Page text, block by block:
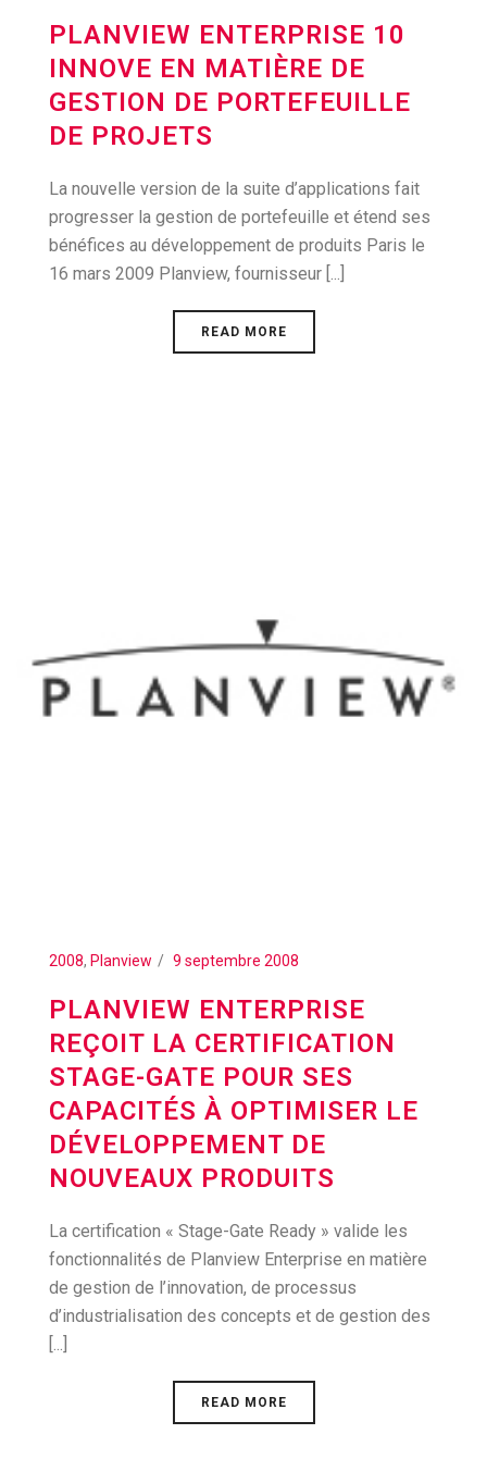
PLANVIEW ENTERPRISE 10
INNOVE EN MATIÈRE DE
GESTION DE PORTEFEUILLE
DE PROJETS
La nouvelle version de la suite d’applications fait
progresser la gestion de portefeuille et étend ses
bénéfices au développement de produits Paris le
16 mars 2009 Planview, fournisseur [...]
READ MORE
2008, Planview 9 septembre 2008
PLANVIEW ENTERPRISE
REÇOIT LA CERTIFICATION
STAGE-GATE POUR SES
CAPACITÉS À OPTIMISER LE
DÉVELOPPEMENT DE
NOUVEAUX PRODUITS
La certification « Stage-Gate Ready » valide les
fonctionnalités de Planview Enterprise en matière
de gestion de l’innovation, de processus
d’industrialisation des concepts et de gestion des
[...]
READ MORE